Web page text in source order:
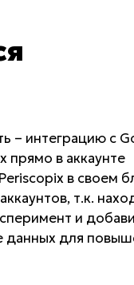
– интеграцию с
прямо в аккаунте
в своем
т.к.
и
данных для